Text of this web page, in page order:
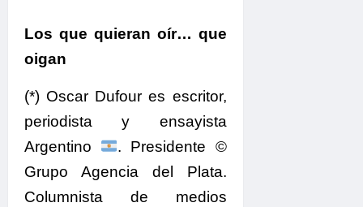
Los que quieran oír… que
oigan
(*) Oscar Dufour es escritor,
periodista y ensayista
Argentino
. Presidente ©
Grupo Agencia del Plata.
Columnista de medios